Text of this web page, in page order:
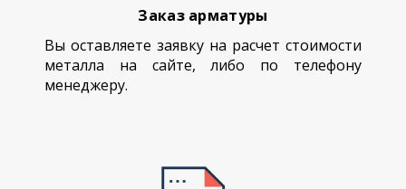
Заказ арматуры
Вы оставляете заявку на расчет стоимости
металла на сайте, либо по телефону
менеджеру.